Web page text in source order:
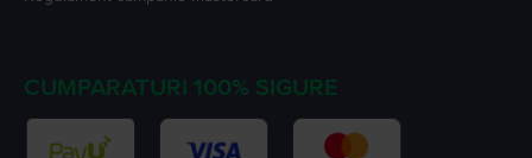
CUMPARATURI 100% SIGURE